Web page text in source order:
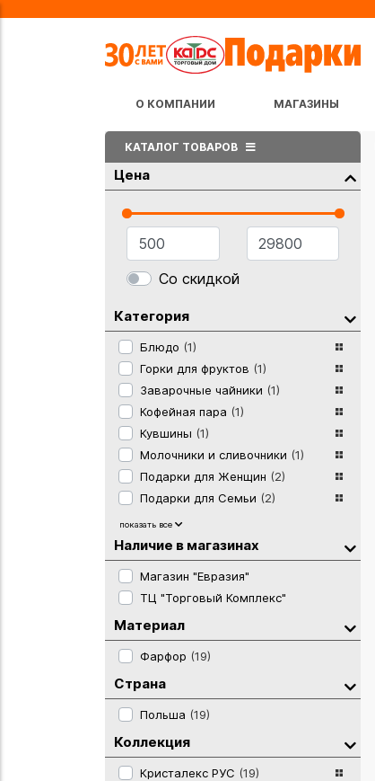
О КОМПАНИИ МАГАЗИНЫ
КАТАЛОГ ТОВАРОВ
Цена
Со скидкой
Категория
Блюдо (1)
Горки для фруктов (1)
Заварочные чайники (1)
Кофейная пара (1)
Кувшины (1)
Молочники и сливочники (1)
Подарки для Женщин (2)
Подарки для Семьи (2)
Подносы
Салатники и пиалы(3)
Салфетницы и кольца(1)
Сахарницы(2)
Столовые сервизы(2)
Тарелка десертная
Тарелка подставная
Чайные и кофейные пары
Чайные кружки
показать все
Наличие в магазинах
Магазин "Евразия"
ТЦ "Торговый Комплекс"
Материал
Фарфор (19)
Страна
Польша (19)
Коллекция
Кристалекс РУС (19)